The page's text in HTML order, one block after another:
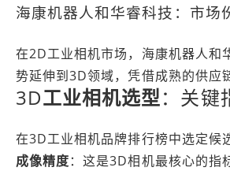
海康机器人和华睿科技：市场
在2D工业相机市场，海康机器人和
势延伸到3D领域，凭借成熟的供应
3D工业相机选型：关键
在3D工业相机品牌排行榜中选定候
成像精度：这是3D相机最核心的